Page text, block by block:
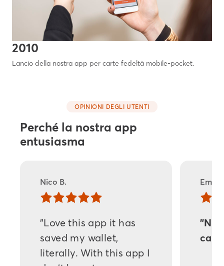
2010
Lancio della nostra app per carte fedeltà mobile-pocket.
OPINIONI DEGLI UTENTI
Perché la nostra app
entusiasma
Nico B.
"Love this app it has
saved my wallet,
literally. With this app I
card